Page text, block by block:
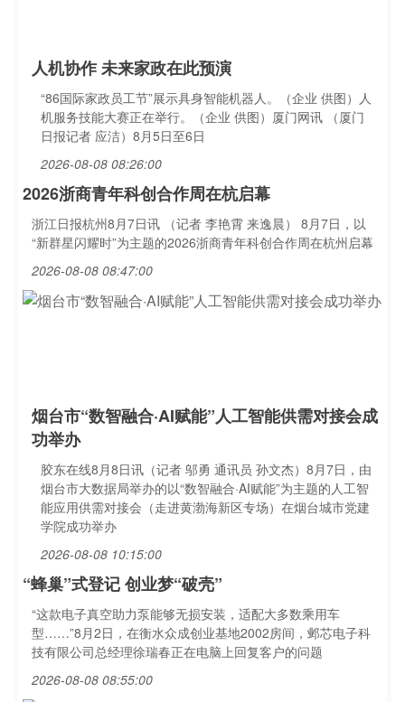
人机协作 未来家政在此预演
“86国际家政员工节”展示具身智能机器人。（企业 供图）人
机服务技能大赛正在举行。（企业 供图）厦门网讯 （厦门
日报记者 应洁）8月5日至6日
2026-08-08 08:26:00
2026浙商青年科创合作周在杭启幕
浙江日报杭州8月7日讯 （记者 李艳霄 来逸晨） 8月7日，以
“新群星闪耀时”为主题的2026浙商青年科创合作周在杭州启幕
2026-08-08 08:47:00
烟台市“数智融合·AI赋能”人工智能供需对接会成
功举办
胶东在线8月8日讯（记者 邬勇 通讯员 孙文杰）8月7日，由
烟台市大数据局举办的以“数智融合·AI赋能”为主题的人工智
能应用供需对接会（走进黄渤海新区专场）在烟台城市党建
学院成功举办
2026-08-08 10:15:00
“蜂巢”式登记 创业梦“破壳”
“这款电子真空助力泵能够无损安装，适配大多数乘用车
型……”8月2日，在衡水众成创业基地2002房间，邺芯电子科
技有限公司总经理徐瑞春正在电脑上回复客户的问题
2026-08-08 08:55:00